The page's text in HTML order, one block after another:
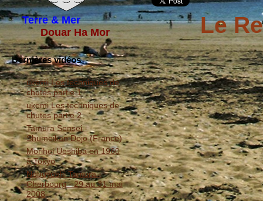
Terre & Mer
Douar Ha Mor
Dernières vidéos
ukemi Les techniques de
chutes partie 1
ukemi Les techniques de
chutes partie 2
Tamura Sensei -
Shumeikan Dojo (France)
Morihei Ueshiba en 1960
à Tokyo
Nobuyoshi Tamura -
Cherbourg - 29 au 31 mai
2008
Le